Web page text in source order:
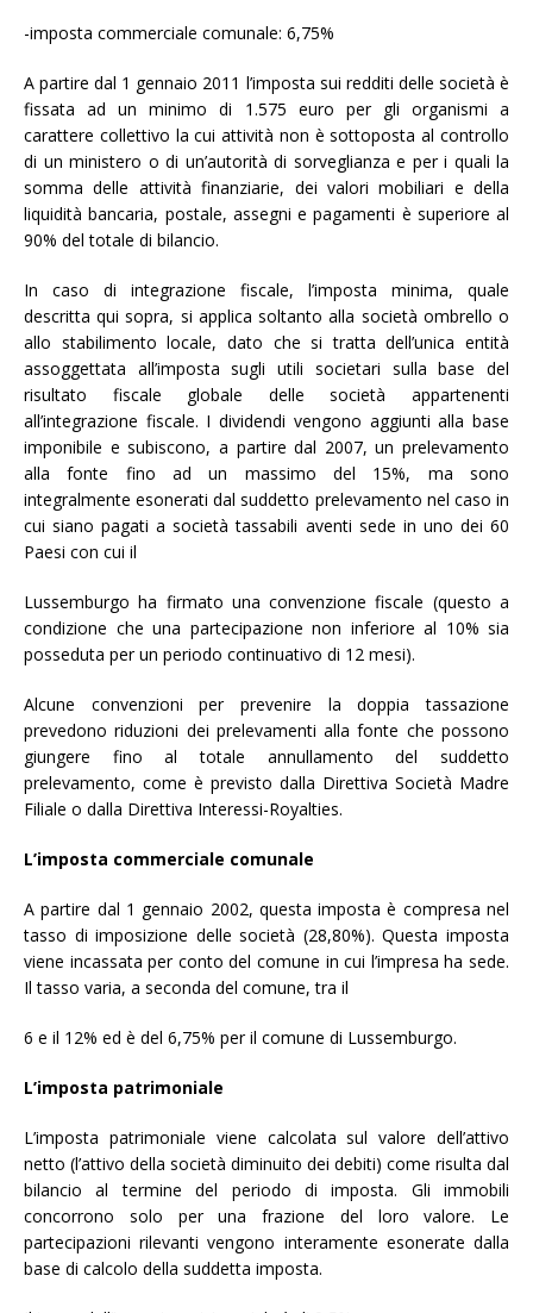
-imposta commerciale comunale: 6,75%
A partire dal 1 gennaio 2011 l’imposta sui redditi delle società è
fissata ad un minimo di 1.575 euro per gli organismi a
carattere collettivo la cui attività non è sottoposta al controllo
di un ministero o di un’autorità di sorveglianza e per i quali la
somma delle attività finanziarie, dei valori mobiliari e della
liquidità bancaria, postale, assegni e pagamenti è superiore al
90% del totale di bilancio.
In caso di integrazione fiscale, l’imposta minima, quale
descritta qui sopra, si applica soltanto alla società ombrello o
allo stabilimento locale, dato che si tratta dell’unica entità
assoggettata all’imposta sugli utili societari sulla base del
risultato fiscale globale delle società appartenenti
all’integrazione fiscale. I dividendi vengono aggiunti alla base
imponibile e subiscono, a partire dal 2007, un prelevamento
alla fonte fino ad un massimo del 15%, ma sono
integralmente esonerati dal suddetto prelevamento nel caso in
cui siano pagati a società tassabili aventi sede in uno dei 60
Paesi con cui il
Lussemburgo ha firmato una convenzione fiscale (questo a
condizione che una partecipazione non inferiore al 10% sia
posseduta per un periodo continuativo di 12 mesi).
Alcune convenzioni per prevenire la doppia tassazione
prevedono riduzioni dei prelevamenti alla fonte che possono
giungere fino al totale annullamento del suddetto
prelevamento, come è previsto dalla Direttiva Società Madre
Filiale o dalla Direttiva Interessi-Royalties.
L’imposta commerciale comunale
A partire dal 1 gennaio 2002, questa imposta è compresa nel
tasso di imposizione delle società (28,80%). Questa imposta
viene incassata per conto del comune in cui l’impresa ha sede.
Il tasso varia, a seconda del comune, tra il
6 e il 12% ed è del 6,75% per il comune di Lussemburgo.
L’imposta patrimoniale
L’imposta patrimoniale viene calcolata sul valore dell’attivo
netto (l’attivo della società diminuito dei debiti) come risulta dal
bilancio al termine del periodo di imposta. Gli immobili
concorrono solo per una frazione del loro valore. Le
partecipazioni rilevanti vengono interamente esonerate dalla
base di calcolo della suddetta imposta.